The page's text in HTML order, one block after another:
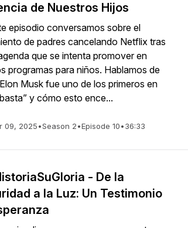
de Nuestros Hijos
episodio conversamos sobre el
de padres cancelando Netflix tras
que se intenta promover en
programas para niños. Hablamos de
Musk fue uno de los primeros en
y cómo esto ence...
09, 2025•Season 2•Episode 10•36:33
- De la
a la Luz: Un Testimonio